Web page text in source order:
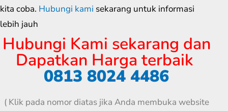
kita coba. Hubungi kami sekarang untuk informasi
lebih jauh
Hubungi Kami sekarang dan
Dapatkan Harga terbaik
0813 8024 4486
( Klik pada nomor diatas jika Anda membuka website